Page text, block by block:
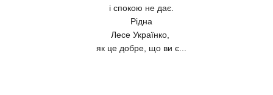
і спокою не дає.
Рідна
Лесе Українко,
як це добре, що ви є...